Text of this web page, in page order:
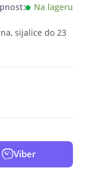
Na lageru
sijalice do 23
Viber